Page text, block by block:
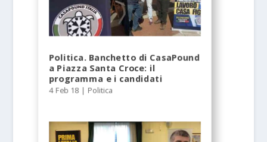
Politica. Banchetto di CasaPound
a Piazza Santa Croce: il
programma e i candidati
4 Feb 18 | Politica